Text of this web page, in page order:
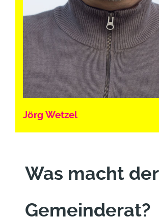
Jörg Wetzel
Was macht der
Gemeinderat?